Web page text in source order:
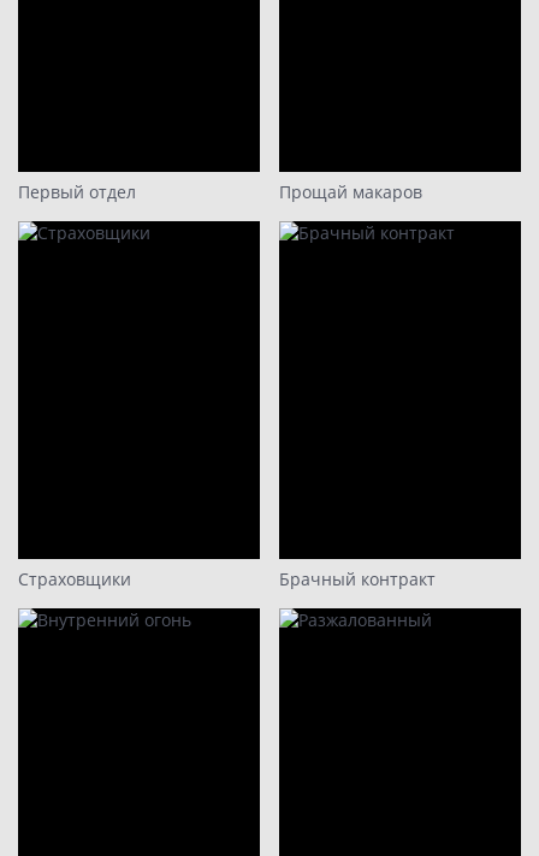
Первый отдел Прощай макаров
Страховщики Брачный контракт